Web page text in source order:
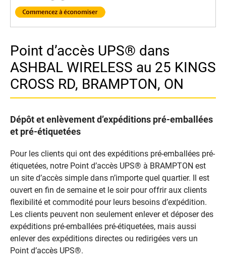
Point d’accès UPS® dans
ASHBAL WIRELESS au 25 KINGS
CROSS RD, BRAMPTON, ON
Dépôt et enlèvement d’expéditions pré-emballées
et pré-étiquetées
Pour les clients qui ont des expéditions pré-emballées pré-
étiquetées, notre Point d’accès UPS® à BRAMPTON est
un site d’accès simple dans n’importe quel quartier. Il est
ouvert en fin de semaine et le soir pour offrir aux clients
flexibilité et commodité pour leurs besoins d’expédition.
Les clients peuvent non seulement enlever et déposer des
expéditions pré-emballées pré-étiquetées, mais aussi
enlever des expéditions directes ou redirigées vers un
Point d’accès UPS®.